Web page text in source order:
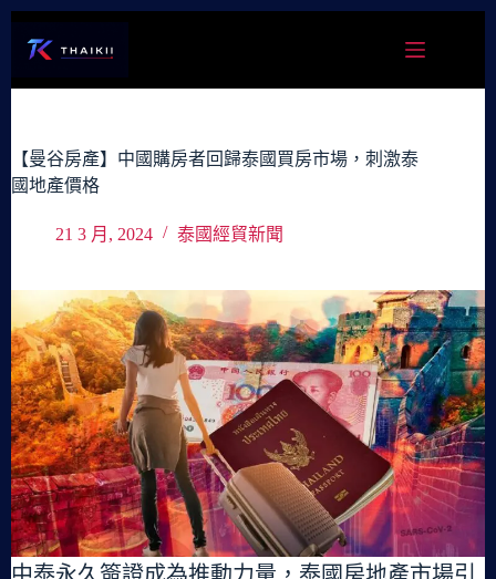
容
【曼谷房產】中國購房者回歸泰國買房市場，刺激泰
國地產價格
21 3 月, 2024 泰國經貿新聞